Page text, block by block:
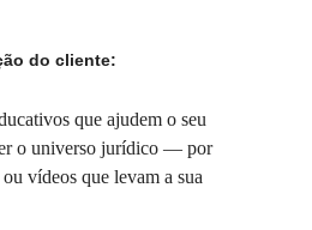
do cliente:
que ajudem o seu
o universo jurídico — por
vídeos que levam a sua